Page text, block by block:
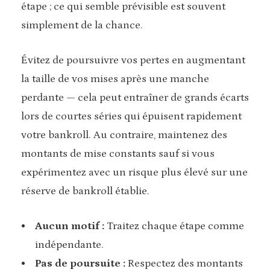
étape ; ce qui semble prévisible est souvent
simplement de la chance.
Évitez de poursuivre vos pertes en augmentant
la taille de vos mises après une manche
perdante — cela peut entraîner de grands écarts
lors de courtes séries qui épuisent rapidement
votre bankroll. Au contraire, maintenez des
montants de mise constants sauf si vous
expérimentez avec un risque plus élevé sur une
réserve de bankroll établie.
Aucun motif : Traitez chaque étape comme
indépendante.
Pas de poursuite : Respectez des montants